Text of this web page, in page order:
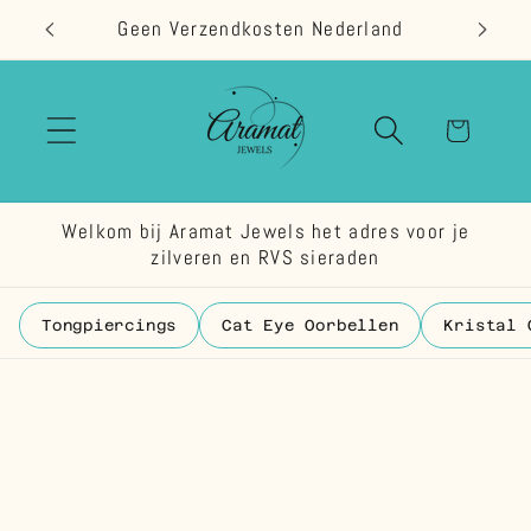
naar de
content
Geen Verzendkosten Nederland
Welkom bij Aramat Jewels het adres voor je
zilveren en RVS sieraden
Tongpiercings Cat Eye Oorbellen Kristal